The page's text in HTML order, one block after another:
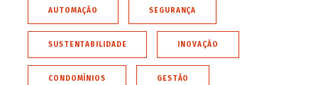
AUTOMAÇÃO SEGURANÇA
SUSTENTABILIDADE INOVAÇÃO
CONDOMÍNIOS GESTÃO